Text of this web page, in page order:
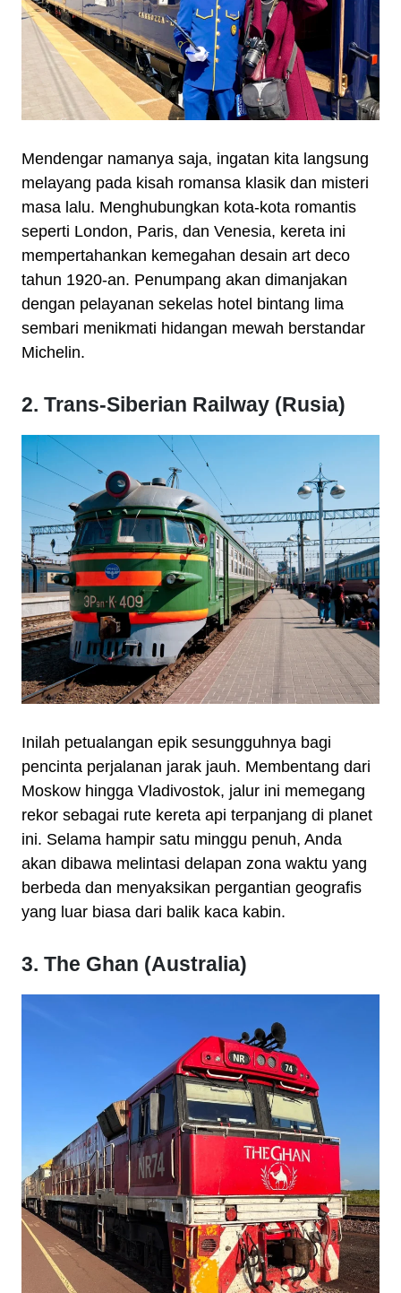
Mendengar namanya saja, ingatan kita langsung
melayang pada kisah romansa klasik dan misteri
masa lalu. Menghubungkan kota-kota romantis
seperti London, Paris, dan Venesia, kereta ini
mempertahankan kemegahan desain art deco
tahun 1920-an. Penumpang akan dimanjakan
dengan pelayanan sekelas hotel bintang lima
sembari menikmati hidangan mewah berstandar
Michelin.
2. Trans-Siberian Railway (Rusia)
Inilah petualangan epik sesungguhnya bagi
pencinta perjalanan jarak jauh. Membentang dari
Moskow hingga Vladivostok, jalur ini memegang
rekor sebagai rute kereta api terpanjang di planet
ini. Selama hampir satu minggu penuh, Anda
akan dibawa melintasi delapan zona waktu yang
berbeda dan menyaksikan pergantian geografis
yang luar biasa dari balik kaca kabin.
3. The Ghan (Australia)